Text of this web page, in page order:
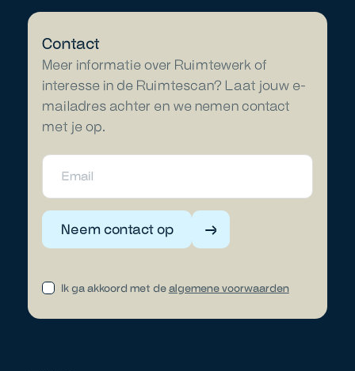
Contact
Meer informatie over Ruimtewerk of
interesse in de Ruimtescan? Laat jouw e-
mailadres achter en we nemen contact
met je op.
Neem contact op
Ik ga akkoord met dealgemene voorwaarden